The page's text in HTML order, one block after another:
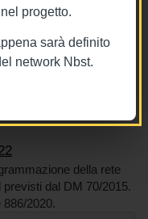
progetto.
sarà definito
network Nbst.
2022
regione toscana
della rete
dal DM 70/2015.
2020.